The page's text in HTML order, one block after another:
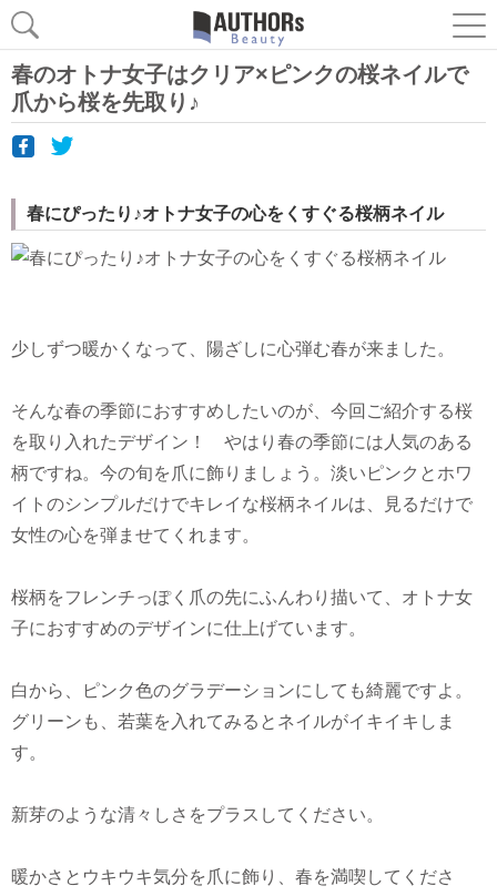
春のオトナ女子はクリア×ピンクの桜ネイルで
爪から桜を先取り♪
春にぴったり♪オトナ女子の心をくすぐる桜柄ネイル
少しずつ暖かくなって、陽ざしに心弾む春が来ました。
そんな春の季節におすすめしたいのが、今回ご紹介する桜
を取り入れたデザイン！ やはり春の季節には人気のある
柄ですね。今の旬を爪に飾りましょう。淡いピンクとホワ
イトのシンプルだけでキレイな桜柄ネイルは、見るだけで
女性の心を弾ませてくれます。
桜柄をフレンチっぽく爪の先にふんわり描いて、オトナ女
子におすすめのデザインに仕上げています。
白から、ピンク色のグラデーションにしても綺麗ですよ。
グリーンも、若葉を入れてみるとネイルがイキイキしま
す。
新芽のような清々しさをプラスしてください。
暖かさとウキウキ気分を爪に飾り、春を満喫してくださ